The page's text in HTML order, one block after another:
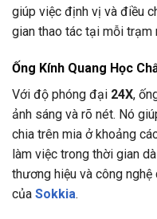
giúp việc định vị và điều
gian thao tác tại mỗi trạm
Ống Kính Quang Học
Với độ phóng đại 24X,
ảnh sáng và rõ nét. Nó
chia trên mia ở khoảng
làm việc trong thời gian
thương hiệu và công
của Sokkia.